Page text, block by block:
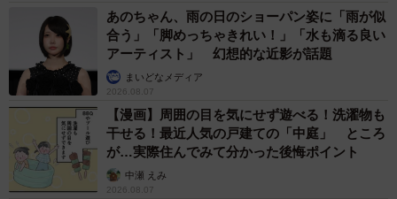
あのちゃん、雨の日のショーパン姿に「雨が似
合う」「脚めっちゃきれい！」「水も滴る良い
アーティスト」 幻想的な近影が話題
まいどなメディア
2026.08.07
【漫画】周囲の目を気にせず遊べる！洗濯物も
干せる！最近人気の戸建ての「中庭」 ところ
が…実際住んでみて分かった後悔ポイント
中瀬 えみ
2026.08.07